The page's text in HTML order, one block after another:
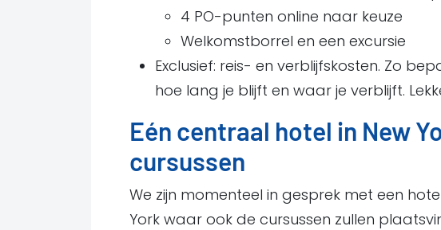
4 PO-punten online naar keuze
Welkomstborrel en een excursie
Exclusief: reis- en verblijfskosten. Zo
hoe lang je blijft en waar je verblijft.
Eén centraal hotel in New
cursussen
We zijn momenteel in gesprek met een
York waar ook de cursussen zullen